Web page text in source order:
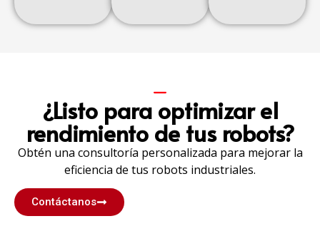
¿Listo para optimizar el
rendimiento de tus robots?
Obtén una consultoría personalizada para mejorar la
eficiencia de tus robots industriales.
Contáctanos